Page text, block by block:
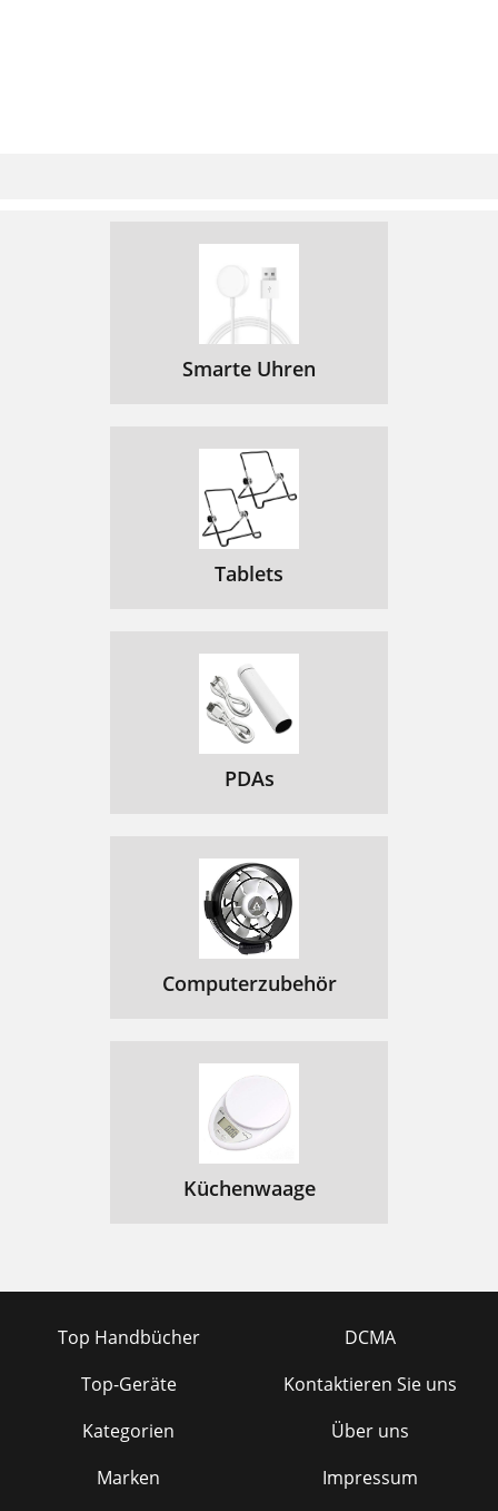
Smarte Uhren
Tablets
PDAs
Computerzubehör
Küchenwaage
Top Handbücher
Top-Geräte
Kategorien
Marken
DCMA
Kontaktieren Sie uns
Über uns
Impressum